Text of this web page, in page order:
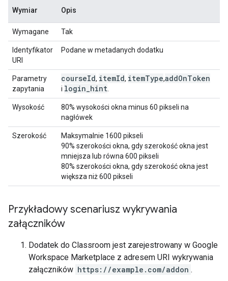
Wymiar Opis
Wymagane Tak
Identyfikator
URI
Podane w metadanych dodatku
Parametry
zapytania
courseId, itemId, itemType,addOnToken
i login hint
Wysokość
80% wysokości okna minus 60 pikseli na
nagłówek
Szerokość
Maksymalnie 1600 pikseli
90% szerokości okna, gdy szerokość okna jest
mniejsza lub równa 600 pikseli
80% szerokości okna, gdy szerokość okna jest
większa niż 600 pikseli
Przykładowy scenariusz wykrywania
załączników
Dodatek do Classroom jest zarejestrowany w Google
Workspace Marketplace z adresem URI wykrywania
załączników https://example.com/addon .